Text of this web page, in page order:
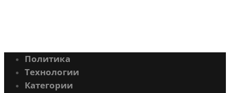
Политика
Технологии
Категории